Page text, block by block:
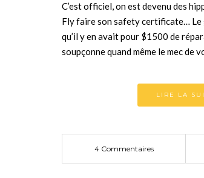
C’est officiel, on est devenu des
Fly faire son safety certificate… Le
qu’il y en avait pour $1500 de
soupçonne quand même le mec de
LIRE LA
4 Commentaires